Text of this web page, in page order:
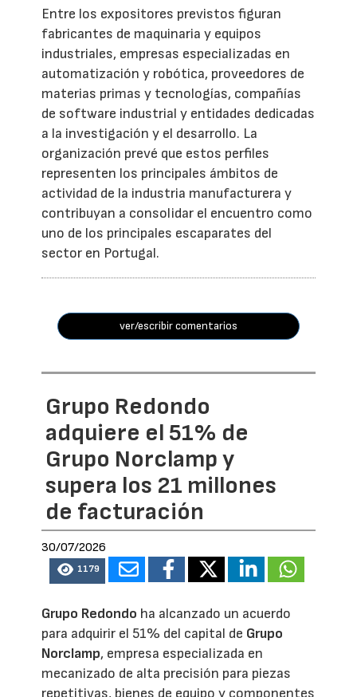
Entre los expositores previstos figuran
fabricantes de maquinaria y equipos
industriales, empresas especializadas en
automatización y robótica, proveedores de
materias primas y tecnologías, compañías
de software industrial y entidades dedicadas
a la investigación y el desarrollo. La
organización prevé que estos perfiles
representen los principales ámbitos de
actividad de la industria manufacturera y
contribuyan a consolidar el encuentro como
uno de los principales escaparates del
sector en Portugal.
ver/escribir comentarios
Grupo Redondo
adquiere el 51% de
Grupo Norclamp y
supera los 21 millones
de facturación
30/07/2026
1179
Grupo Redondo ha alcanzado un acuerdo
para adquirir el 51% del capital de Grupo
Norclamp, empresa especializada en
mecanizado de alta precisión para piezas
repetitivas, bienes de equipo y componentes